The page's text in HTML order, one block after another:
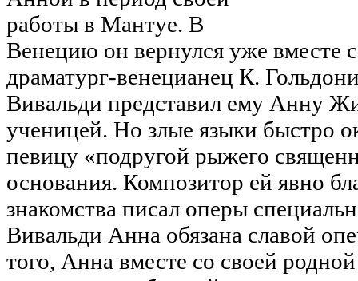
работы в Мантуе. В
Венецию он вернулся уже вместе
драматург-венецианец К.
Вивальди представил ему Анну
ученицей. Но злые языки быстро
певицу «подругой рыжего
основания. Композитор ей явно
знакомства писал оперы
Вивальди Анна обязана славой
того, Анна вместе со своей